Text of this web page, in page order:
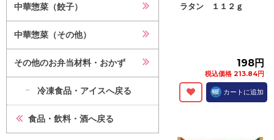
中華惣菜（餃子）
中華惣菜（その他）
その他のお弁当材料・おかず
冷凍食品・アイスへ戻る
食品・飲料・酒へ戻る
ラタン １１２ｇ
198円
税込価格 213.84円
カートに追加